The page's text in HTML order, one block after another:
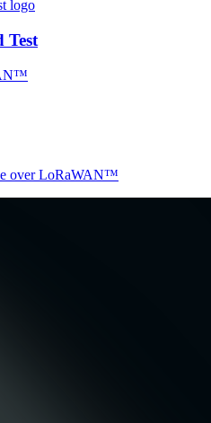
Test
over LoRaWAN™